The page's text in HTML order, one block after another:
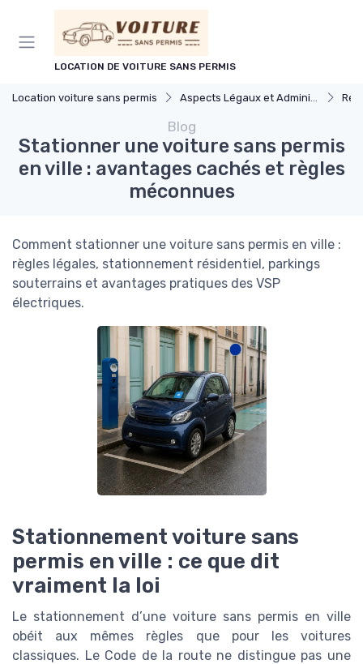
LOCATION DE VOITURE SANS PERMIS
Location voiture sans permis Aspects Légaux et Administratifs
Blog
Stationner une voiture sans permis
en ville : avantages cachés et règles
méconnues
Comment stationner une voiture sans permis en ville :
règles légales, stationnement résidentiel, parkings
souterrains et avantages pratiques des VSP
électriques.
Stationnement voiture sans
permis en ville : ce que dit
vraiment la loi
Le stationnement d’une voiture sans permis en ville
obéit aux mêmes règles que pour les voitures
classiques. Le Code de la route ne distingue pas une